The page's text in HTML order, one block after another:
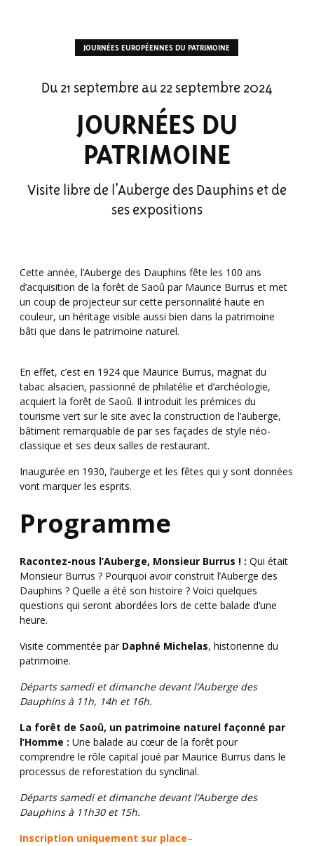
JOURNÉES EUROPÉENNES DU PATRIMOINE
Du 21 septembre au 22 septembre 2024
JOURNÉES DU
PATRIMOINE
Visite libre de l'Auberge des Dauphins et de
ses expositions
Cette année, l’Auberge des Dauphins fête les 100 ans
d’acquisition de la forêt de Saoû par Maurice Burrus et met
un coup de projecteur sur cette personnalité haute en
couleur, un héritage visible aussi bien dans la patrimoine
bâti que dans le patrimoine naturel.
En effet, c’est en 1924 que Maurice Burrus, magnat du
tabac alsacien, passionné de philatélie et d’archéologie,
acquiert la forêt de Saoû. Il introduit les prémices du
tourisme vert sur le site avec la construction de l’auberge,
bâtiment remarquable de par ses façades de style néo-
classique et ses deux salles de restaurant.
Inaugurée en 1930, l’auberge et les fêtes qui y sont données
vont marquer les esprits.
Programme
Racontez-nous l’Auberge, Monsieur Burrus ! : Qui était
Monsieur Burrus ? Pourquoi avoir construit l’Auberge des
Dauphins ? Quelle a été son histoire ? Voici quelques
questions qui seront abordées lors de cette balade d’une
heure.
Visite commentée par Daphné Michelas, historienne du
patrimoine.
Départs samedi et dimanche devant l’Auberge des
Dauphins à 11h, 14h et 16h.
La forêt de Saoû, un patrimoine naturel façonné par
l’Homme : Une balade au cœur de la forêt pour
comprendre le rôle capital joué par Maurice Burrus dans le
processus de reforestation du synclinal.
Départs samedi et dimanche devant l’Auberge des
Dauphins à 11h30 et 15h.
Inscription uniquement sur place–